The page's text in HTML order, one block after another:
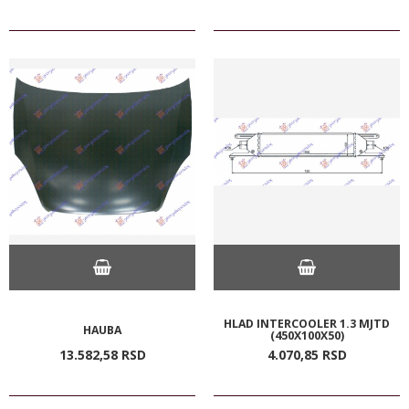
HAUBA
13.582,58 RSD
HLAD INTERCOOLER 1.3 MJTD
(450X100X50)
4.070,85 RSD